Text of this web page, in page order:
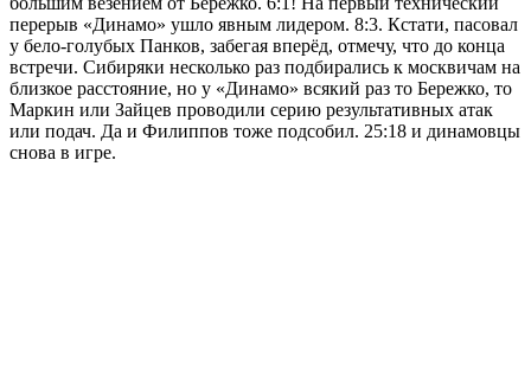
перерыв «Динамо» ушло явным лидером. 8:3. Кстати, пасовал
у бело-голубых Панков, забегая вперёд, отмечу, что до конца
встречи. Сибиряки несколько раз подбирались к москвичам на
близкое расстояние, но у «Динамо» всякий раз то Бережко, то
Маркин или Зайцев проводили серию результативных атак
или подач. Да и Филиппов тоже подсобил. 25:18 и динамовцы
снова в игре.